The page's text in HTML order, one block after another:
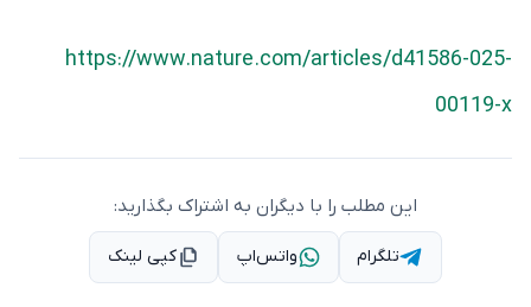
https://www.nature.com/articles/d41586-025-
00119-x
این مطلب را با دیگران به اشتراک بگذارید:
تلگرام واتس‌اپ کپی لینک